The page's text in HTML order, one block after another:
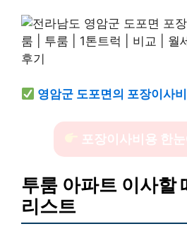
영암군 도포면의 포장이사
포장이사비용 한눈
투룸 아파트 이사할
리스트